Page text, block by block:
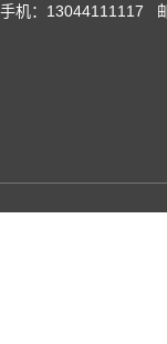
手机：13044111117